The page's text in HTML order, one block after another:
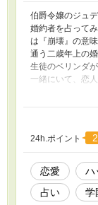
伯爵令嬢のジュ
婚約者を占って
は『崩壊』の意
通う二歳年上の
生徒のベリンダ
一緒にいて、恋
とのお茶会の時
聞」と言ってし
24h.ポイント
恋愛 ハ
占い
学